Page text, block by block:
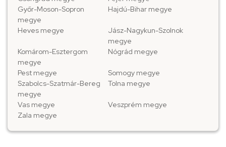
Győr-Moson-Sopron
megye
Hajdú-Bihar megye
Heves megye
Jász-Nagykun-Szolnok
megye
Komárom-Esztergom
megye
Nógrád megye
Pest megye
Somogy megye
Szabolcs-Szatmár-Bereg
megye
Tolna megye
Vas megye
Veszprém megye
Zala megye